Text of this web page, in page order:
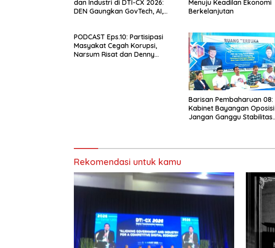
dan Industri di DTI-CX 2026:
DEN Gaungkan GovTech, AI,
Kompetitif
Menuju Keadilan Ekonomi
Berkelanjutan
PODCAST Eps.10: Partisipasi
Masyakat Cegah Korupsi,
Narsum Risat dan Denny
Barisan Pembaharuan 08:
Kabinet Bayangan Oposisi
Jangan Ganggu Stabilitas
Rekomendasi untuk kamu